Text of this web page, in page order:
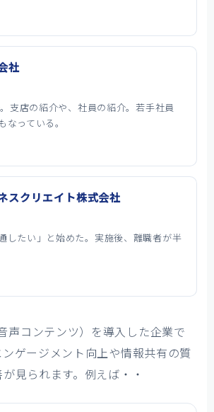
社
支店の紹介や、社員の紹介。若手社員
なっている。
スクリエイト株式会社
したい」と始めた。実施後、離職者が半
声コンテンツ）を導入した企業で
ゲージメント向上や情報共有の質
が見られます。例えば・・